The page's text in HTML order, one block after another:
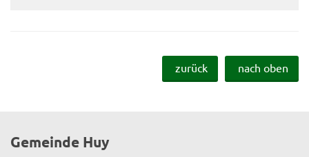
zurück nach oben
Gemeinde Huy